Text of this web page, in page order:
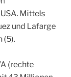
Mittels
und Lafarge
(5).
(rechte